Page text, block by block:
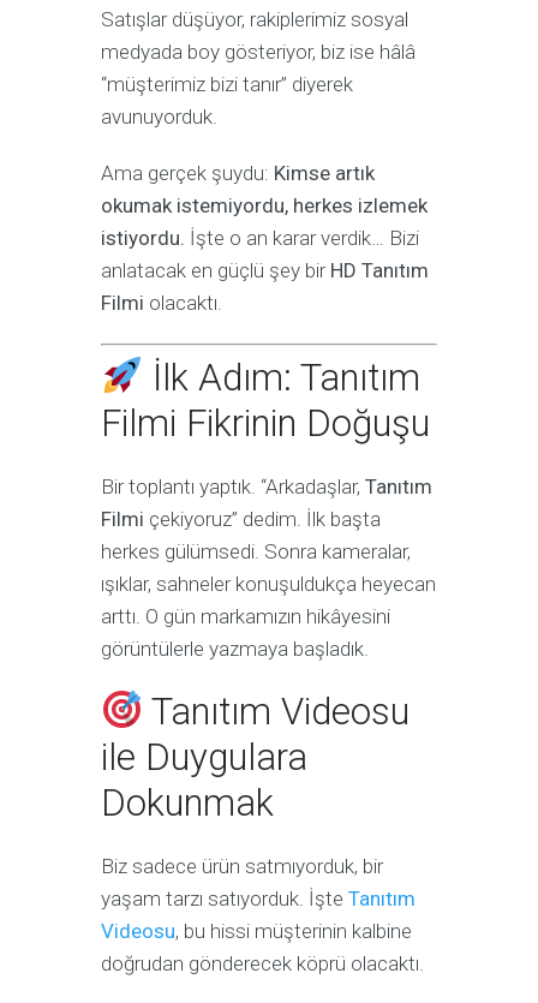
Satışlar düşüyor, rakiplerimiz sosyal
medyada boy gösteriyor, biz ise hâlâ
“müşterimiz bizi tanır” diyerek
avunuyorduk.
Ama gerçek şuydu: Kimse artık
okumak istemiyordu, herkes izlemek
istiyordu. İşte o an karar verdik… Bizi
anlatacak en güçlü şey bir HD Tanıtım
Filmi olacaktı.
İlk Adım: Tanıtım
Filmi Fikrinin Doğuşu
Bir toplantı yaptık. “Arkadaşlar, Tanıtım
Filmi çekiyoruz” dedim. İlk başta
herkes gülümsedi. Sonra kameralar,
ışıklar, sahneler konuşuldukça heyecan
arttı. O gün markamızın hikâyesini
görüntülerle yazmaya başladık.
Tanıtım Videosu
ile Duygulara
Dokunmak
Biz sadece ürün satmıyorduk, bir
yaşam tarzı satıyorduk. İşte Tanıtım
Videosu, bu hissi müşterinin kalbine
doğrudan gönderecek köprü olacaktı.